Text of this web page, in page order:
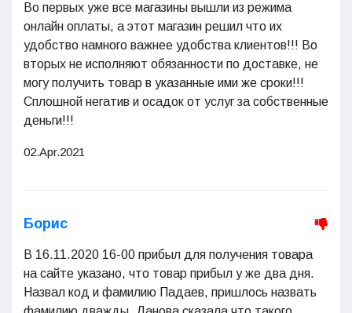
Во первых уже все магазины вышли из режима
онлайн оплаты, а этот магазин решил что их
удобство намного важнее удобства клиентов!!! Во
вторых не исполняют обязанности по доставке, не
могу получить товар в указанные ими же сроки!!!
Сплошной негатив и осадок от услуг за собственные
деньги!!!
02.Apr.2021
Борис
В 16.11.2020 16-00 прибыл для получения товара
на сайте указано, что товар прибыл у же два дня.
Назвал код и фамилию Падаев, пришлось назвать